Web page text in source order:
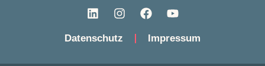
Datenschutz Impressum